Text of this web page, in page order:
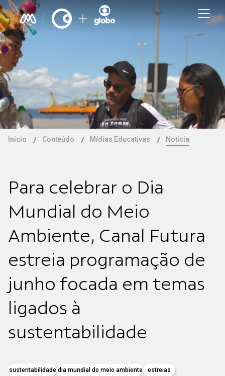
Início Conteúdo Mídias Educativas Notícia
Para celebrar o Dia
Mundial do Meio
Ambiente, Canal Futura
estreia programação de
junho focada em temas
ligados à
sustentabilidade
sustentabilidade dia mundial do meio ambiente
estreias